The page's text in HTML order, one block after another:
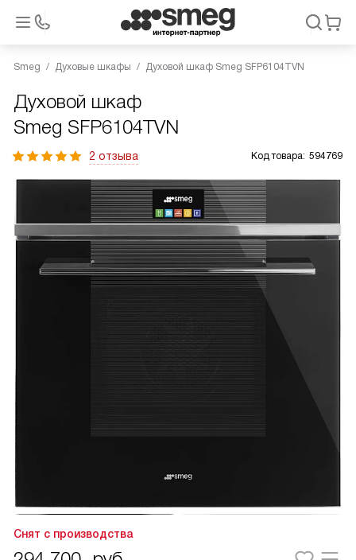
Smeg Духовые шкафы Духовой шкаф Smeg SFP6104TVN
Духовой шкаф
Smeg SFP6104TVN
2 отзыва Код товара: 594769
Снят с производства